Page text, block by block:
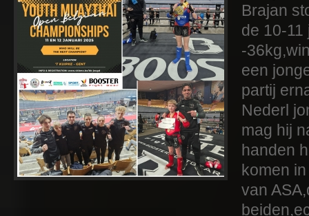
Brajan
de 10-
-
een
partij
Nederl
mag hij
handen
komen
van